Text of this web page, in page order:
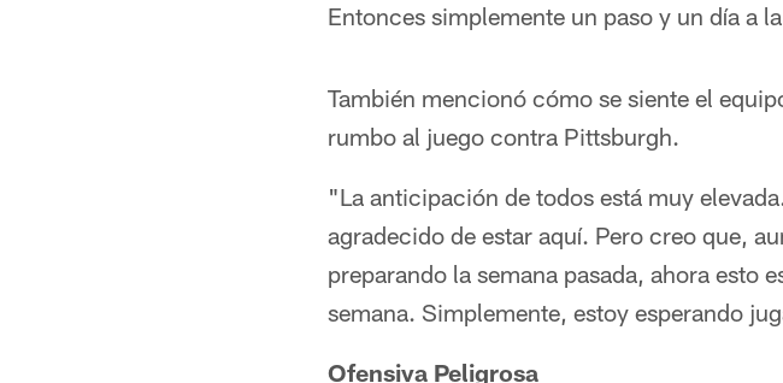
Entonces simplemente un paso y un día a
También mencionó cómo se siente el
rumbo al juego contra Pittsburgh.
"La anticipación de todos está muy
agradecido de estar aquí. Pero creo que,
preparando la semana pasada, ahora esto
semana. Simplemente, estoy esperando
Ofensiva Peligrosa